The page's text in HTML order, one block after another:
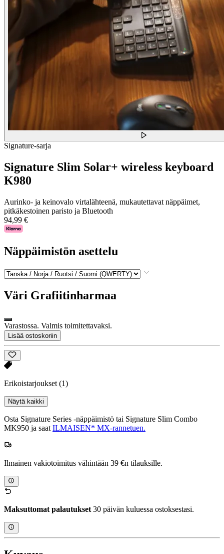
Signature-sarja
Signature Slim Solar+ wireless keyboard
K980
Aurinko- ja keinovalo virtalähteenä, mukautettavat näppäimet,
pitkäkestoinen paristo ja Bluetooth
94,99 €
Näppäimistön asettelu
Väri Grafiitinharmaa
Varastossa. Valmis toimitettavaksi.
Lisää ostoskoriin
Erikoistarjoukset (1)
Näytä kaikki
Osta Signature Series -näppäimistö tai Signature Slim Combo
MK950 ja saat ILMAISEN* MX-rannetuen.
Ilmainen vakiotoimitus vähintään 39 €n tilauksille.
Maksuttomat palautukset 30 päivän kuluessa ostoksestasi.